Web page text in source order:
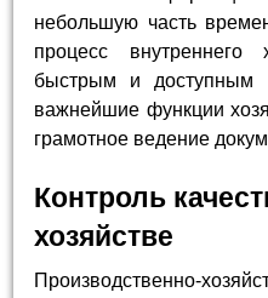
небольшую часть
процесс внутреннего
быстрым и доступным
важнейшие функции
грамотное ведение
Контроль
хозяйстве
Производственно-